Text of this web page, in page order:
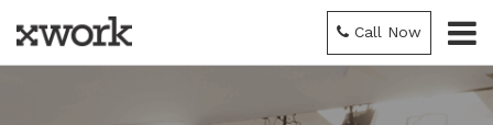
Call Now